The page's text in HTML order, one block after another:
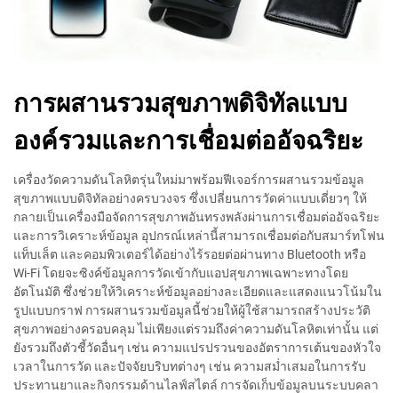
การผสานรวมสุขภาพดิจิทัลแบบ
องค์รวมและการเชื่อมต่ออัจฉริยะ
เครื่องวัดความดันโลหิตรุ่นใหม่มาพร้อมฟีเจอร์การผสานรวมข้อมูล
สุขภาพแบบดิจิทัลอย่างครบวงจร ซึ่งเปลี่ยนการวัดค่าแบบเดี่ยวๆ ให้
กลายเป็นเครื่องมือจัดการสุขภาพอันทรงพลังผ่านการเชื่อมต่ออัจฉริยะ
และการวิเคราะห์ข้อมูล อุปกรณ์เหล่านี้สามารถเชื่อมต่อกับสมาร์ทโฟน
แท็บเล็ต และคอมพิวเตอร์ได้อย่างไร้รอยต่อผ่านทาง Bluetooth หรือ
Wi-Fi โดยจะซิงค์ข้อมูลการวัดเข้ากับแอปสุขภาพเฉพาะทางโดย
อัตโนมัติ ซึ่งช่วยให้วิเคราะห์ข้อมูลอย่างละเอียดและแสดงแนวโน้มใน
รูปแบบกราฟ การผสานรวมข้อมูลนี้ช่วยให้ผู้ใช้สามารถสร้างประวัติ
สุขภาพอย่างครอบคลุม ไม่เพียงแต่รวมถึงค่าความดันโลหิตเท่านั้น แต่
ยังรวมถึงตัวชี้วัดอื่นๆ เช่น ความแปรปรวนของอัตราการเต้นของหัวใจ
เวลาในการวัด และปัจจัยบริบทต่างๆ เช่น ความสม่ำเสมอในการรับ
ประทานยาและกิจกรรมด้านไลฟ์สไตล์ การจัดเก็บข้อมูลบนระบบคลา